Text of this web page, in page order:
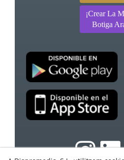
¡Crear La
Botiga